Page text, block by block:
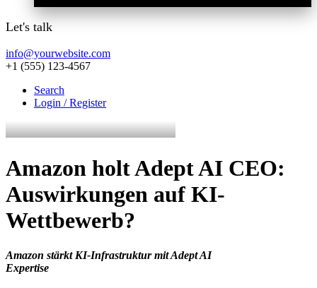
Let's talk
info@yourwebsite.com
+1 (555) 123-4567
Search
Login / Register
Amazon holt Adept AI CEO:
Auswirkungen auf KI-
Wettbewerb?
Amazon stärkt KI-Infrastruktur mit Adept AI
Expertise